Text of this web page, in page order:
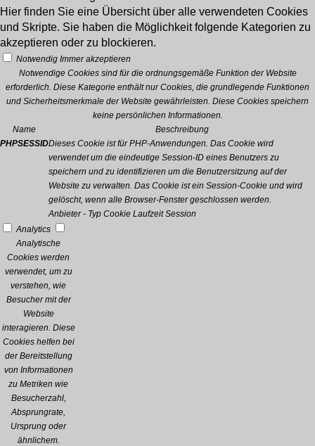
Hier finden Sie eine Übersicht über alle verwendeten Cookies
und Skripte. Sie haben die Möglichkeit folgende Kategorien zu
akzeptieren oder zu blockieren.
Notwendig Immer akzeptieren
Notwendige Cookies sind für die ordnungsgemäße Funktion der Website
erforderlich. Diese Kategorie enthält nur Cookies, die grundlegende Funktionen
und Sicherheitsmerkmale der Website gewährleisten. Diese Cookies speichern
keine persönlichen Informationen.
Name
Beschreibung
PHPSESSIDDieses Cookie ist für PHP-Anwendungen. Das Cookie wird
verwendet um die eindeutige Session-ID eines Benutzers zu
speichern und zu identifizieren um die Benutzersitzung auf der
Website zu verwalten. Das Cookie ist ein Session-Cookie und wird
gelöscht, wenn alle Browser-Fenster geschlossen werden.
Anbieter - Typ Cookie Laufzeit Session
Analytics
Analytische
Cookies werden
verwendet, um zu
verstehen, wie
Besucher mit der
Website
interagieren. Diese
Cookies helfen bei
der Bereitstellung
von Informationen
zu Metriken wie
Besucherzahl,
Absprungrate,
Ursprung oder
ähnlichem.